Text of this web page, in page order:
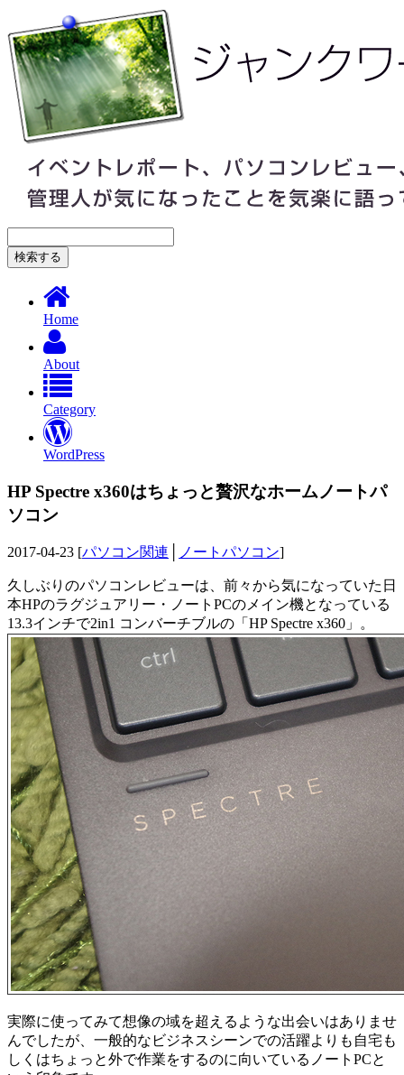
Home
About
Category
WordPress
HP Spectre x360はちょっと贅沢なホームノートパ
ソコン
2017-04-23 [パソコン関連 ノートパソコン]
久しぶりのパソコンレビューは、前々から気になっていた日
本HPのラグジュアリー・ノートPCのメイン機となっている
13.3インチで2in1 コンバーチブルの「HP Spectre x360」。
実際に使ってみて想像の域を超えるような出会いはありませ
んでしたが、一般的なビジネスシーンでの活躍よりも自宅も
しくはちょっと外で作業をするのに向いているノートPCと